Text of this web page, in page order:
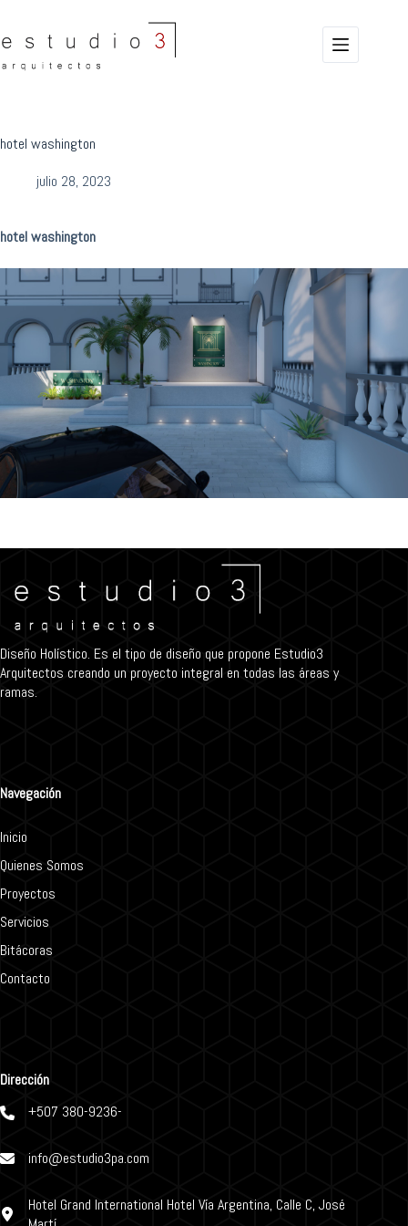
contenido
hotel washington
julio 28, 2023
hotel washington
Diseño Holístico. Es el tipo de diseño que propone Estudio3
Arquitectos creando un proyecto integral en todas las áreas y
ramas.
Navegación
Inicio
Quienes Somos
Proyectos
Servicios
Bitácoras
Contacto
Dirección
+507 380-9236-
info@estudio3pa.com
Hotel Grand International Hotel Vía Argentina, Calle C, José